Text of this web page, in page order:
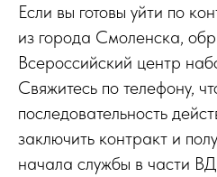
Если вы готовы уйти по
из города Смоленска,
Всероссийский центр
Свяжитесь по телефону,
последовательность
заключить контракт и
начала службы в части